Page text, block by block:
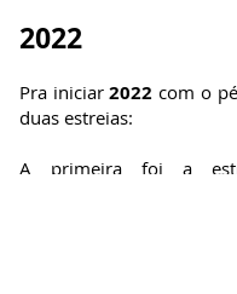
2022
​Pra iniciar2022 com o
duas estreias:
A primeira foi a